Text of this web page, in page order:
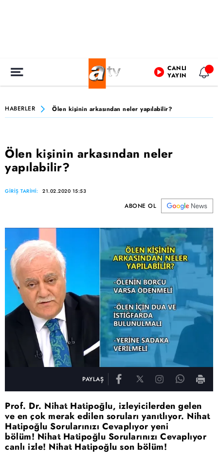
CANLI
YAYIN
HABERLER Ölen kişinin arkasından neler yapılabilir?
Ölen kişinin arkasından neler
yapılabilir?
GİRİŞ TARİHİ: 21.02.2020 15:53
ABONE OL
PAYLAŞ
Prof. Dr. Nihat Hatipoğlu, izleyicilerden gelen
ve en çok merak edilen soruları yanıtlıyor. Nihat
Hatipoğlu Sorularınızı Cevaplıyor yeni
bölüm! Nihat Hatipoğlu Sorularınızı Cevaplıyor
canlı izle! Nihat Hatipoğlu son bölüm!